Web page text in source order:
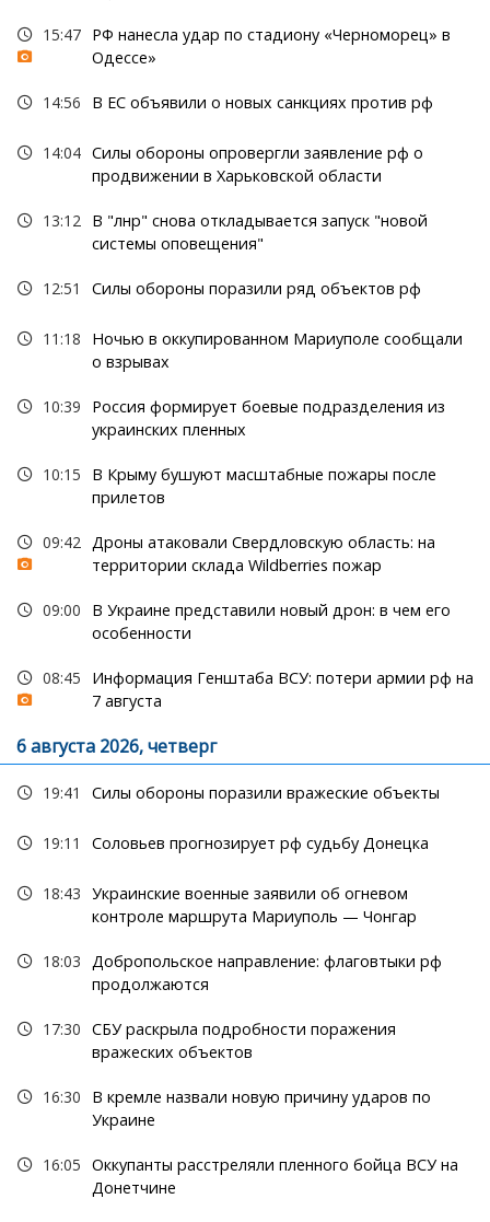
15:47 РФ нанесла удар по стадиону «Черноморец» в
Одессе»
14:56 В ЕС объявили о новых санкциях против рф
14:04 Силы обороны опровергли заявление рф о
продвижении в Харьковской области
13:12 В "лнр" снова откладывается запуск "новой
системы оповещения"
12:51 Силы обороны поразили ряд объектов рф
11:18
Ночью в оккупированном Мариуполе сообщали
о взрывах
10:39
Россия формирует боевые подразделения из
украинских пленных
10:15
В Крыму бушуют масштабные пожары после
прилетов
09:42 Дроны атаковали Свердловскую область: на
территории склада Wildberries пожар
09:00
В Украине представили новый дрон: в чем его
особенности
08:45
Информация Генштаба ВСУ: потери армии рф на
7 августа
6 августа 2026, четверг
19:41 Силы обороны поразили вражеские объекты
19:11 Соловьев прогнозирует рф судьбу Донецка
18:43 Украинские военные заявили об огневом
контроле маршрута Мариуполь — Чонгар
18:03 Добропольское направление: флаговтыки рф
продолжаются
17:30 СБУ раскрыла подробности поражения
вражеских объектов
16:30
В кремле назвали новую причину ударов по
Украине
16:05 Оккупанты расстреляли пленного бойца ВСУ на
Донетчине